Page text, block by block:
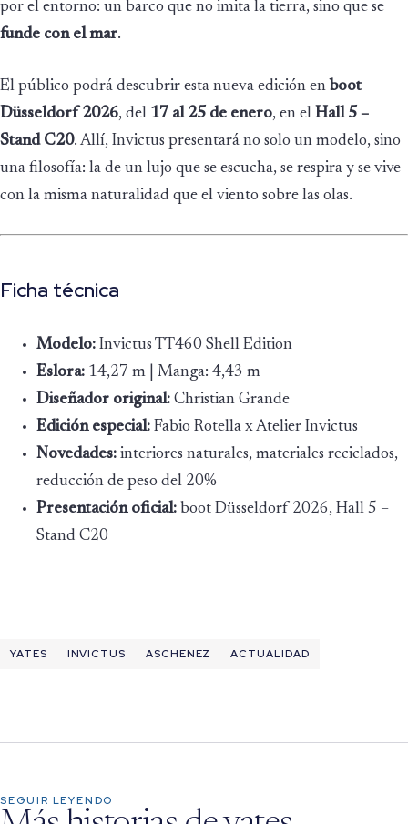
por el entorno: un barco que no imita la tierra, sino que se
funde con el mar.
El público podrá descubrir esta nueva edición en boot
Düsseldorf 2026, del 17 al 25 de enero, en el Hall 5 –
Stand C20. Allí, Invictus presentará no solo un modelo, sino
una filosofía: la de un lujo que se escucha, se respira y se vive
con la misma naturalidad que el viento sobre las olas.
Ficha técnica
Modelo: Invictus TT460 Shell Edition
Eslora: 14,27 m | Manga: 4,43 m
Diseñador original: Christian Grande
Edición especial: Fabio Rotella x Atelier Invictus
Novedades: interiores naturales, materiales reciclados,
reducción de peso del 20%
Presentación oficial: boot Düsseldorf 2026, Hall 5 –
Stand C20
YATES INVICTUS ASCHENEZ ACTUALIDAD
SEGUIR LEYENDO